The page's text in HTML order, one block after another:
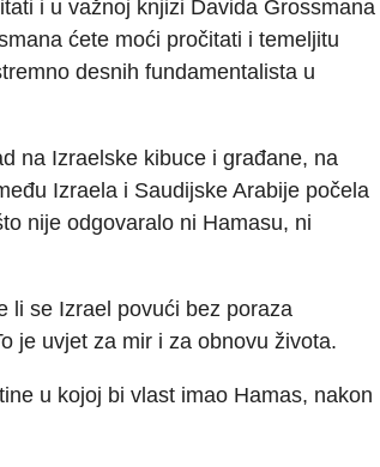
i u važnoj knjizi Davida Grossmana
ćete moći pročitati i temeljitu
desnih fundamentalista u
na Izraelske kibuce i građane, na
Izraela i Saudijske Arabije počela
nije odgovaralo ni Hamasu, ni
li se Izrael povući bez poraza
je uvjet za mir i za obnovu života.
u kojoj bi vlast imao Hamas, nakon